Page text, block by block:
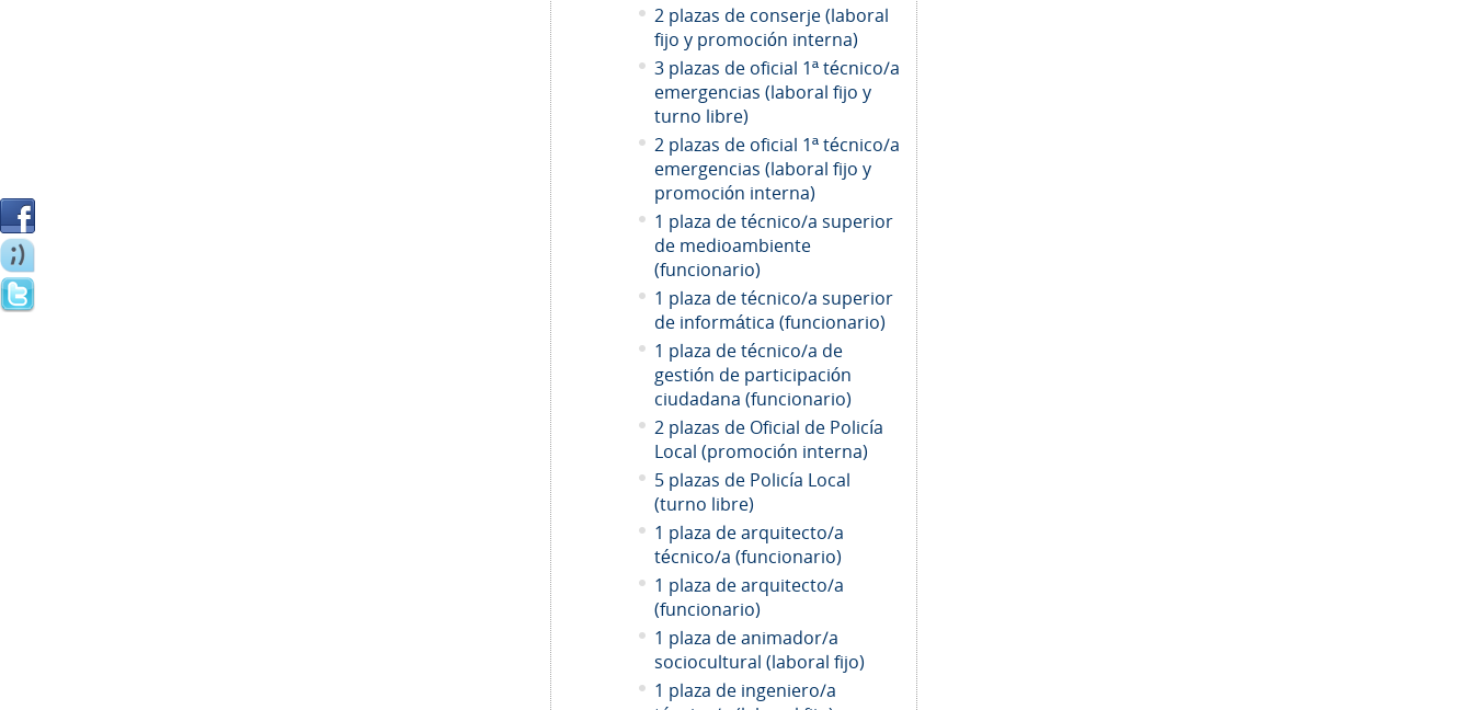
2 plazas de conserje (laboral
fijo y promoción interna)
3 plazas de oficial 1ª técnico/a
emergencias (laboral fijo y
turno libre)
2 plazas de oficial 1ª técnico/a
emergencias (laboral fijo y
promoción interna)
1 plaza de técnico/a superior
de medioambiente
(funcionario)
1 plaza de técnico/a superior
de informática (funcionario)
1 plaza de técnico/a de
gestión de participación
ciudadana (funcionario)
2 plazas de Oficial de Policía
Local (promoción interna)
5 plazas de Policía Local
(turno libre)
1 plaza de arquitecto/a
técnico/a (funcionario)
1 plaza de arquitecto/a
(funcionario)
1 plaza de animador/a
sociocultural (laboral fijo)
1 plaza de ingeniero/a